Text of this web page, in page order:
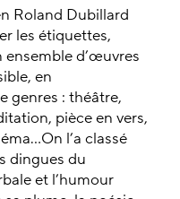
Roland Dubillard
les étiquettes,
d’œuvres
en
genres : théâtre,
pièce en vers,
l’a classé
dingues du
et l’humour